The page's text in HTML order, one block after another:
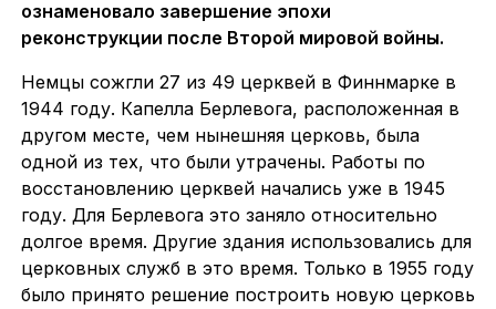
ознаменовало завершение эпохи
реконструкции после Второй мировой войны.
Немцы сожгли 27 из 49 церквей в Финнмарке в
1944 году. Капелла Берлевога, расположенная в
другом месте, чем нынешняя церковь, была
одной из тех, что были утрачены. Работы по
восстановлению церквей начались уже в 1945
году. Для Берлевога это заняло относительно
долгое время. Другие здания использовались для
церковных служб в это время. Только в 1955 году
было принято решение построить новую церковь